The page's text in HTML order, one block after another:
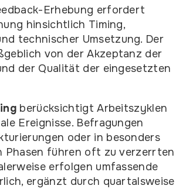
Erhebung erfordert
hinsichtlich Timing,
technischer Umsetzung. Der
von der Akzeptanz der
der Qualität der eingesetzten
berücksichtigt Arbeitszyklen
Ereignisse. Befragungen
oder in besonders
Phasen führen oft zu verzerrten
erfolgen umfassende
ergänzt durch quartalsweise